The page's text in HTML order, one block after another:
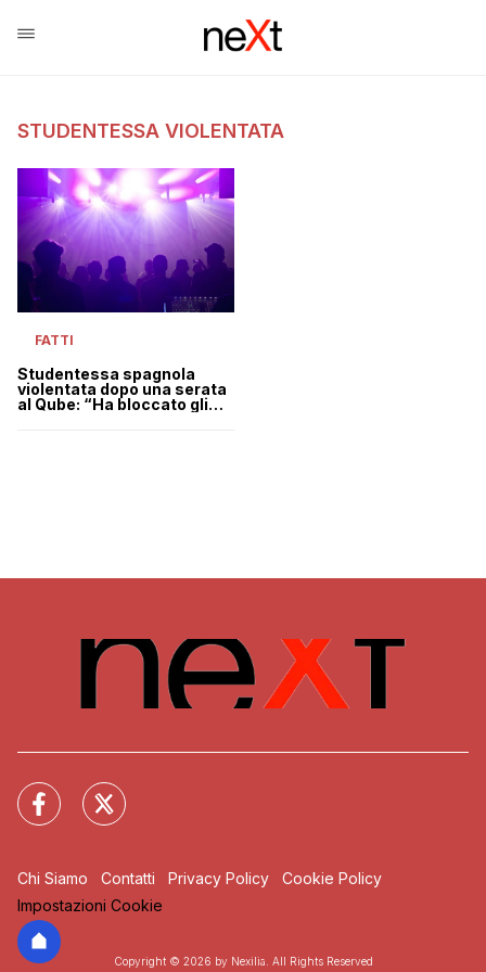
STUDENTESSA VIOLENTATA
FATTI
Studentessa spagnola
violentata dopo una serata
al Qube: “Ha bloccato gli
Chi Siamo Contatti Privacy Policy
Cookie Policy
Impostazioni Cookie
Copyright © 2026 by Nexilia. All Rights Reserved